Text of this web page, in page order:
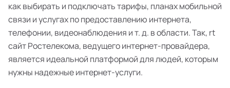
как выбирать и подключать тарифы, планах мобильной
связи и услугах по предоставлению интернета,
телефонии, видеонаблюдения и т. д. в области. Так, rt
сайт Ростелекома, ведущего интернет-провайдера,
является идеальной платформой для людей, которым
нужны надежные интернет-услуги.